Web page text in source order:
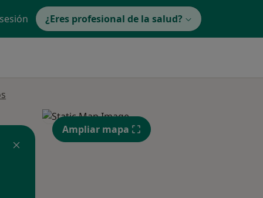
¿Eres profesional de la salud?
Ampliar mapa